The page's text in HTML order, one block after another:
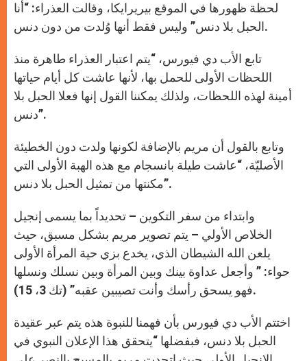
لحظة ظهورها في الموقع بيريرايكا، وقالت العذراء: “أنا
الحبل بلا دنس” وليس فقط أنها وُلدت من دون دنس.
تابع الأب دي فيورس، “يتم اعتبار العذراء طاهرة منذ
اللحظات الأولى للحمل بها، لأنها عاشت كل أيام حياتها
أمينة لهذه اللحظات، ولذلك يمكننا القول إنها فعلا الحبل بلا
دنس”.
وتابع بالقول أن مريم بالإضافة لكونها ولدت دون الخطيئة
الأصليّة، “عاشت طيلة بانسجام مع هذه الهبة الأولى التي
مكنتها من تمثيل الحبل بلا دنس”.
وابتداء من سفر التكوين – تحديداً بما يسمى إنجيل
الخلاص الأولي – يتم تصوير مريم بشكل مسبق، حيث
يلعن الله الشيطان الذي، يخدع بزي حية المرأة الأولى
حواء: ” وأجعل عداوة بينك وبين المرأة وبين نسلك ونسلها
فهو يسحق رأسك وأنت تصيبين عقبه” (تك 3، 15).
اختتم الأب دي فيورس بأن فهمنا للنبوة هذه يتم عبر عقيدة
الحبل بلا دنس، فبفضلها “يتحقق هذا الإعلان النبوي في